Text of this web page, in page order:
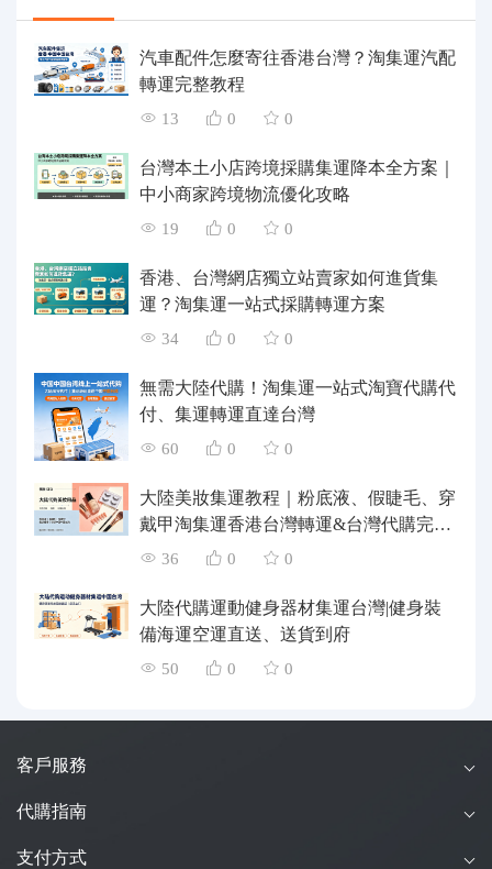
汽車配件怎麼寄往香港台灣？淘集運汽配
轉運完整教程
13 0 0
台灣本土小店跨境採購集運降本全方案｜
中小商家跨境物流優化攻略
19 0 0
香港、台灣網店獨立站賣家如何進貨集
運？淘集運一站式採購轉運方案
34 0 0
無需大陸代購！淘集運一站式淘寶代購代
付、集運轉運直達台灣
60 0 0
大陸美妝集運教程｜粉底液、假睫毛、穿
戴甲淘集運香港台灣轉運&台灣代購完整
指南
36 0 0
大陸代購運動健身器材集運台灣|健身裝
備海運空運直送、送貨到府
50 0 0
客戶服務
代購指南
支付方式